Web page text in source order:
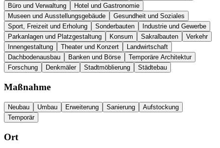
Büro und Verwaltung
Hotel und Gastronomie
Museen und Ausstellungsgebäude
Gesundheit und Soziales
Sport, Freizeit und Erholung
Sonderbauten
Industrie und Gewerbe
Parkanlagen und Platzgestaltung
Konsum Sakralbauten
Verkehr
Innengestaltung
Theater und Konzert
Landwirtschaft
Dachbodenausbau
Banken und Börse
Temporäre Architektur
Forschung
Denkmäler Stadtmöblierung Städtebau
Maßnahme
Neubau Umbau Erweiterung Sanierung
Aufstockung
Temporär
Ort